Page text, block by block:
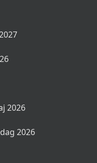
2026
2026